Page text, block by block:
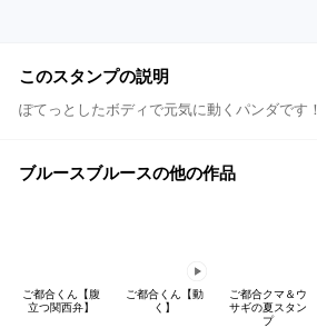
このスタンプの説明
ぽてっとしたボディで元気に動くパンダです！
ブルースブルースの他の作品
ご都合くん【腹
立つ関西弁】
ご都合くん【動
く】
ご都合クマ＆ウ
サギの夏スタン
プ